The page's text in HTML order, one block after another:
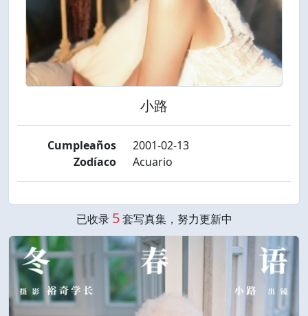
小路
Cumpleaños
2001-02-13
Zodíaco
Acuario
已收录 5套写真集，努力更新中